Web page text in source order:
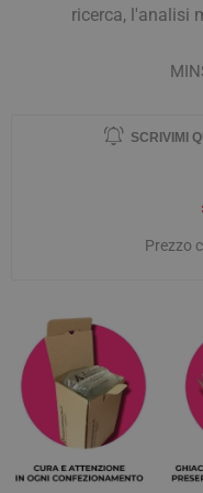
ricerca, l'analisi
SCRIVIMI
Prezzo